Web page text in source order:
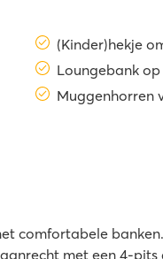
(Kinder)hekje
Loungebank
Muggenhorren
comfortabele
met een 4-